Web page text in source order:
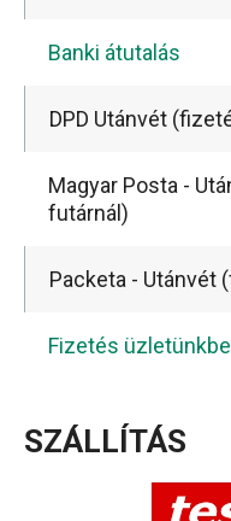
Banki átutalás
DPD Utánvét
Magyar Posta -
futárnál)
Packeta - Utánvét
Fizetés
SZÁLLÍTÁS